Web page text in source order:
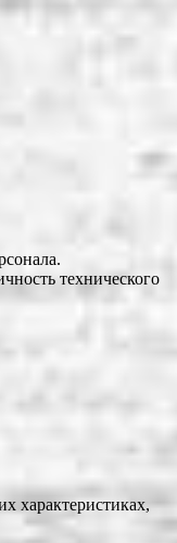
технического
характеристиках,